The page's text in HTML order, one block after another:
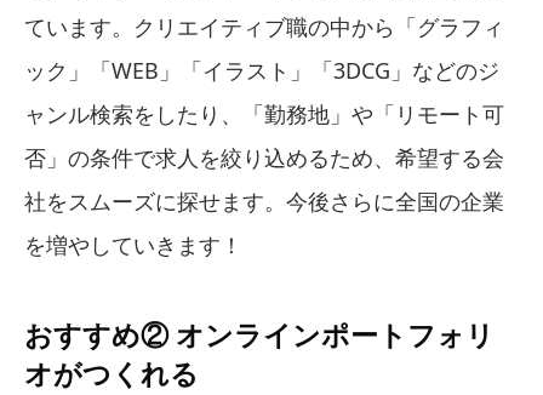
ています。クリエイティブ職の中から「グラフィ
ック」「WEB」「イラスト」「3DCG」などのジ
ャンル検索をしたり、「勤務地」や「リモート可
否」の条件で求人を絞り込めるため、希望する会
社をスムーズに探せます。今後さらに全国の企業
を増やしていきます！
おすすめ② オンラインポートフォリ
オがつくれる